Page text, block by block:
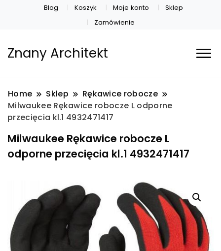
Blog Koszyk Moje konto
Sklep
Zamówienie
Znany Architekt
Home Sklep
Rękawice robocze
Milwaukee Rękawice robocze L odporne
przecięcia kl.1 4932471417
Milwaukee Rękawice robocze L
odporne przecięcia kl.1 4932471417